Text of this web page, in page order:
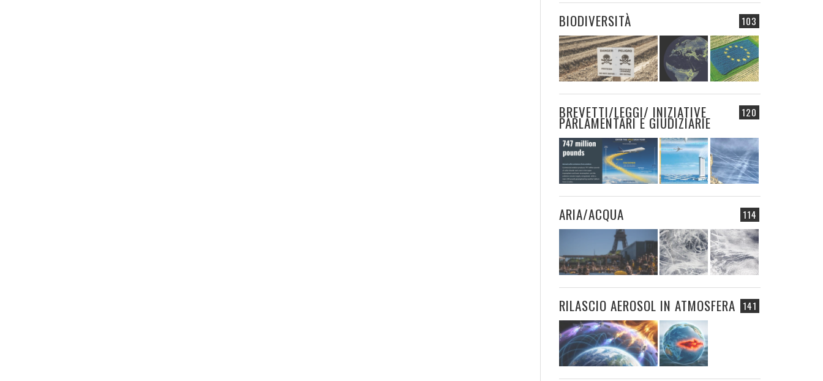
103
BIODIVERSITÀ
120
BREVETTI/LEGGI/ INIZIATIVE
PARLAMENTARI E GIUDIZIARIE
114
ARIA/ACQUA
141
RILASCIO AEROSOL IN ATMOSFERA